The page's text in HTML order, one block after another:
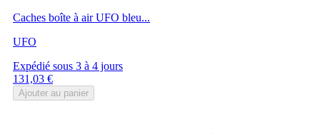
Caches boîte à air UFO bleu...
UFO
Expédié sous 3 à 4 jours
Prix
131,03 €
Ajouter au panier